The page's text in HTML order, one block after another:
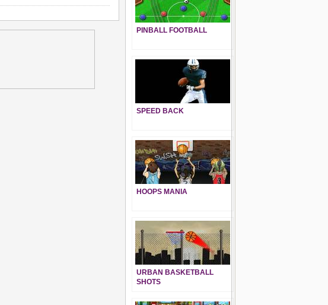
PINBALL FOOTBALL
SPEED BACK
HOOPS MANIA
URBAN BASKETBALL
SHOTS